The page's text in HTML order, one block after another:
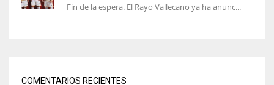
Fin de la espera. El Rayo Vallecano ya ha anunc...
COMENTARIOS RECIENTES